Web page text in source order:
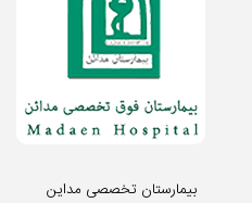
بیمارستان تخصصی مداین